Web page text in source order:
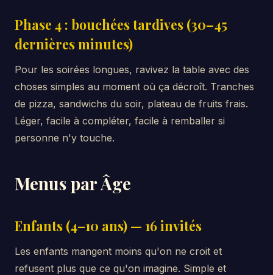
Phase 4 : bouchées tardives (30–45
dernières minutes)
Pour les soirées longues, ravivez la table avec des
choses simples au moment où ça décroît. Tranches
de pizza, sandwichs du soir, plateau de fruits frais.
Léger, facile à compléter, facile à remballer si
personne n'y touche.
Menus par Âge
Enfants (4–10 ans) — 16 invités
Les enfants mangent moins qu'on ne croit et
refusent plus que ce qu'on imagine. Simple et